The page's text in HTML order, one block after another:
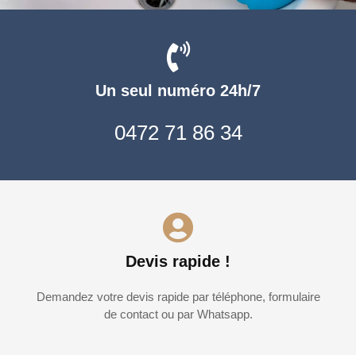
Un seul numéro 24h/7
0472 71 86 34
Devis rapide !
Demandez votre devis rapide par téléphone, formulaire
de contact ou par Whatsapp.